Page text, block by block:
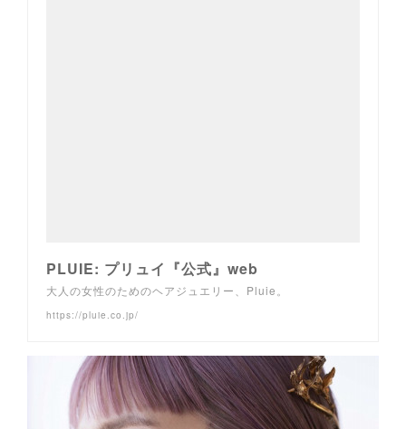
PLUIE: プリュイ『公式』web
大人の女性のためのヘアジュエリー、Pluie。
https://pluie.co.jp/